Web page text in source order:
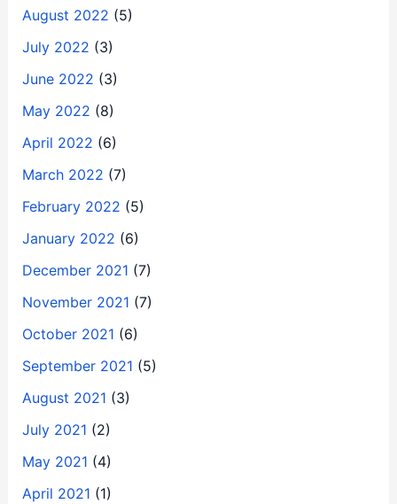
August 2022 (5)
July 2022 (3)
June 2022 (3)
May 2022 (8)
April 2022 (6)
March 2022 (7)
February 2022 (5)
January 2022 (6)
December 2021 (7)
November 2021 (7)
October 2021 (6)
September 2021 (5)
August 2021 (3)
July 2021 (2)
May 2021 (4)
April 2021 (1)